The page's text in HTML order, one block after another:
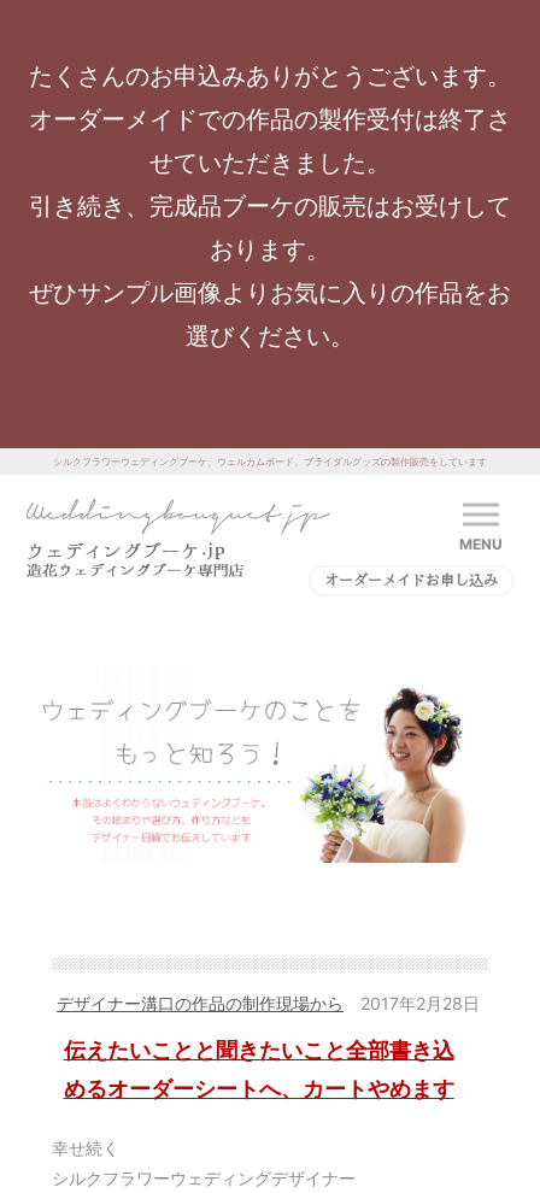
たくさんのお申込みありがとうございます。
オーダーメイドでの作品の製作受付は終了さ
せていただきました。
引き続き、完成品ブーケの販売はお受けして
おります。
ぜひサンプル画像よりお気に入りの作品をお
選びください。
シルクフラワーウェディングブーケ、ウェルカムボード、ブライダルグッズの製作販売をしています
MENU
オーダーメイドお申し込み
デザイナー溝口の作品の制作現場から 2017年2月28日
伝えたいことと聞きたいこと全部書き込
めるオーダーシートへ、カートやめます
幸せ続く
シルクフラワーウェディングデザイナー